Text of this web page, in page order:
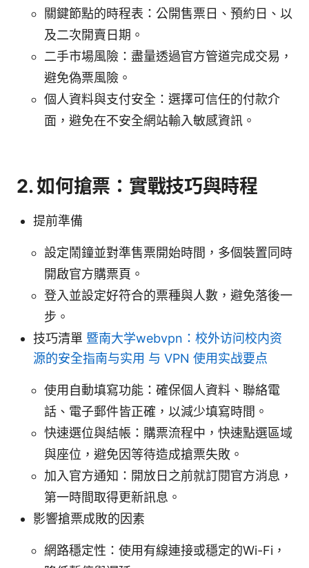
關鍵節點的時程表：公開售票日、預約日、以
及二次開賣日期。
二手市場風險：盡量透過官方管道完成交易，
避免偽票風險。
個人資料與支付安全：選擇可信任的付款介
面，避免在不安全網站輸入敏感資訊。
2. 如何搶票：實戰技巧與時程
提前準備
設定鬧鐘並對準售票開始時間，多個裝置同時
開啟官方購票頁。
登入並設定好符合的票種與人數，避免落後一
步。
技巧清單 暨南大学webvpn：校外访问校内资
源的安全指南与实用 与 VPN 使用实战要点
使用自動填寫功能：確保個人資料、聯絡電
話、電子郵件皆正確，以減少填寫時間。
快速選位與結帳：購票流程中，快速點選區域
與座位，避免因等待造成搶票失敗。
加入官方通知：開放日之前就訂閱官方消息，
第一時間取得更新訊息。
影響搶票成敗的因素
網路穩定性：使用有線連接或穩定的Wi-Fi，